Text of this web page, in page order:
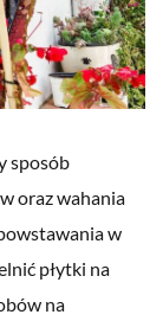
sposób
oraz wahania
w
płytki na
na